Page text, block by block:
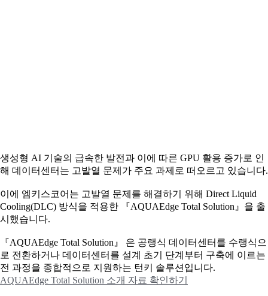
생성형 AI 기술의 급속한 발전과 이에 따른 GPU 활용 증가로 인
해 데이터센터는 고발열 문제가 주요 과제로 떠오르고 있습니다.
이에 엠키스코어는 고발열 문제를 해결하기 위해 Direct Liquid
Cooling(DLC) 방식을 적용한 『AQUAEdge Total Solution』을 출
시했습니다.
『AQUAEdge Total Solution』 은 공랭식 데이터센터를 수랭식으
로 전환하거나 데이터센터를 설계 초기 단계부터 구축에 이르는
전 과정을 종합적으로 지원하는 턴키 솔루션입니다.
AQUAEdge Total Solution 소개 자료 확인하기